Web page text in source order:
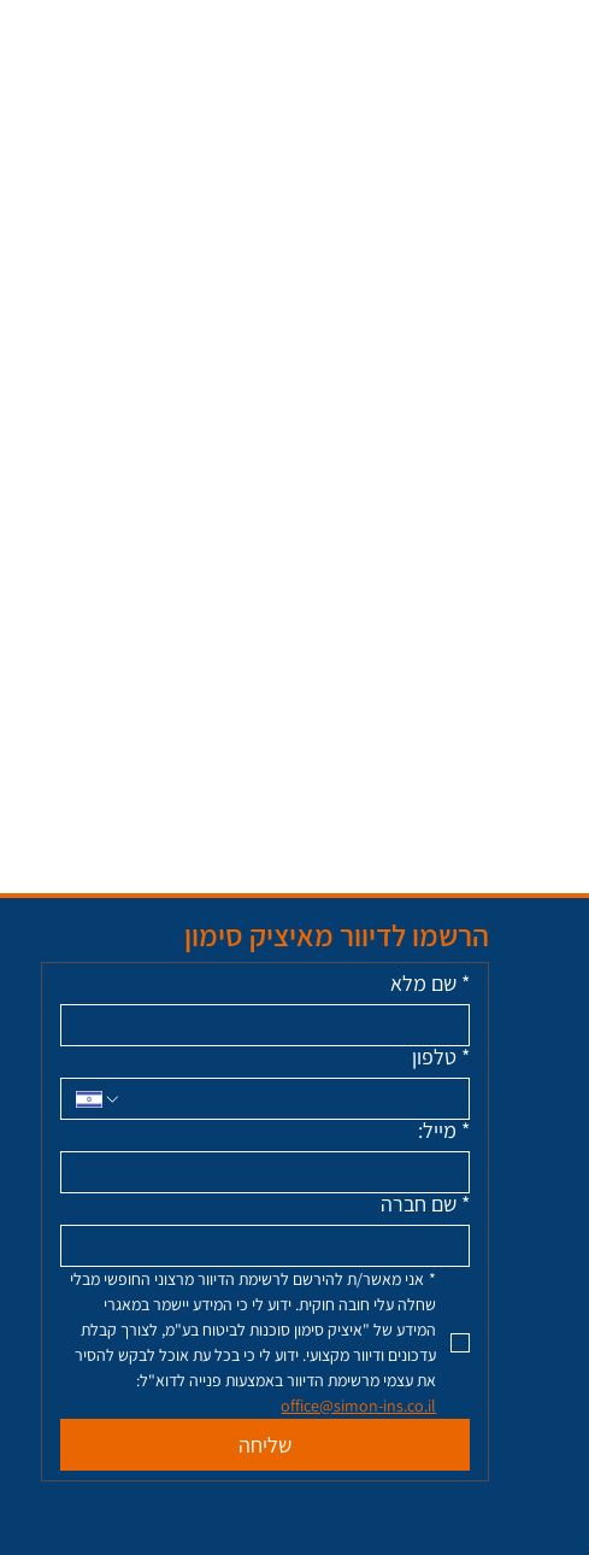
הרשמו לדיוור מאיציק סימון
* שם מלא
* טלפון
* מייל:
* שם חברה
*
המידע של "איציק סימון סוכנות לביטוח בע"מ, לצורך קבלת
עדכונים ודיוור מקצועי. ידוע לי כי בכל עת אוכל לבקש להסיר
את עצמי מרשימת הדיוור באמצעות פנייה לדוא"ל:
office@simon-ins.co.il
שליחה